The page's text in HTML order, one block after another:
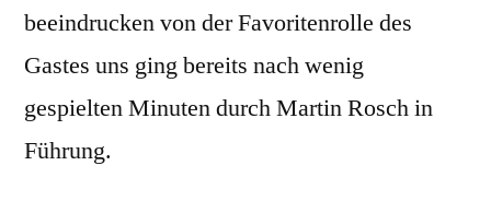
beeindrucken von der Favoritenrolle des
Gastes uns ging bereits nach wenig
gespielten Minuten durch Martin Rosch in
Führung.